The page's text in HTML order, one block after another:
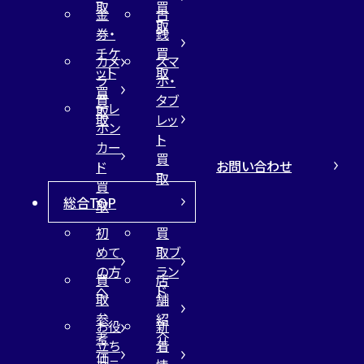
取
買
取
金
券・
チケ
ット
買
取
古
銭
買
取
カメ
ラ
買
取
スマ
ホ・
タブ
レッ
ト
買
取
テレ
ホン
カー
ド
買
取
総合TOP
初
めて
の方
へ
買
取ブ
ラン
ド
買
取
参
考
価
店
舗
紹
介
お役
立ち
新
着
お問い合わせ